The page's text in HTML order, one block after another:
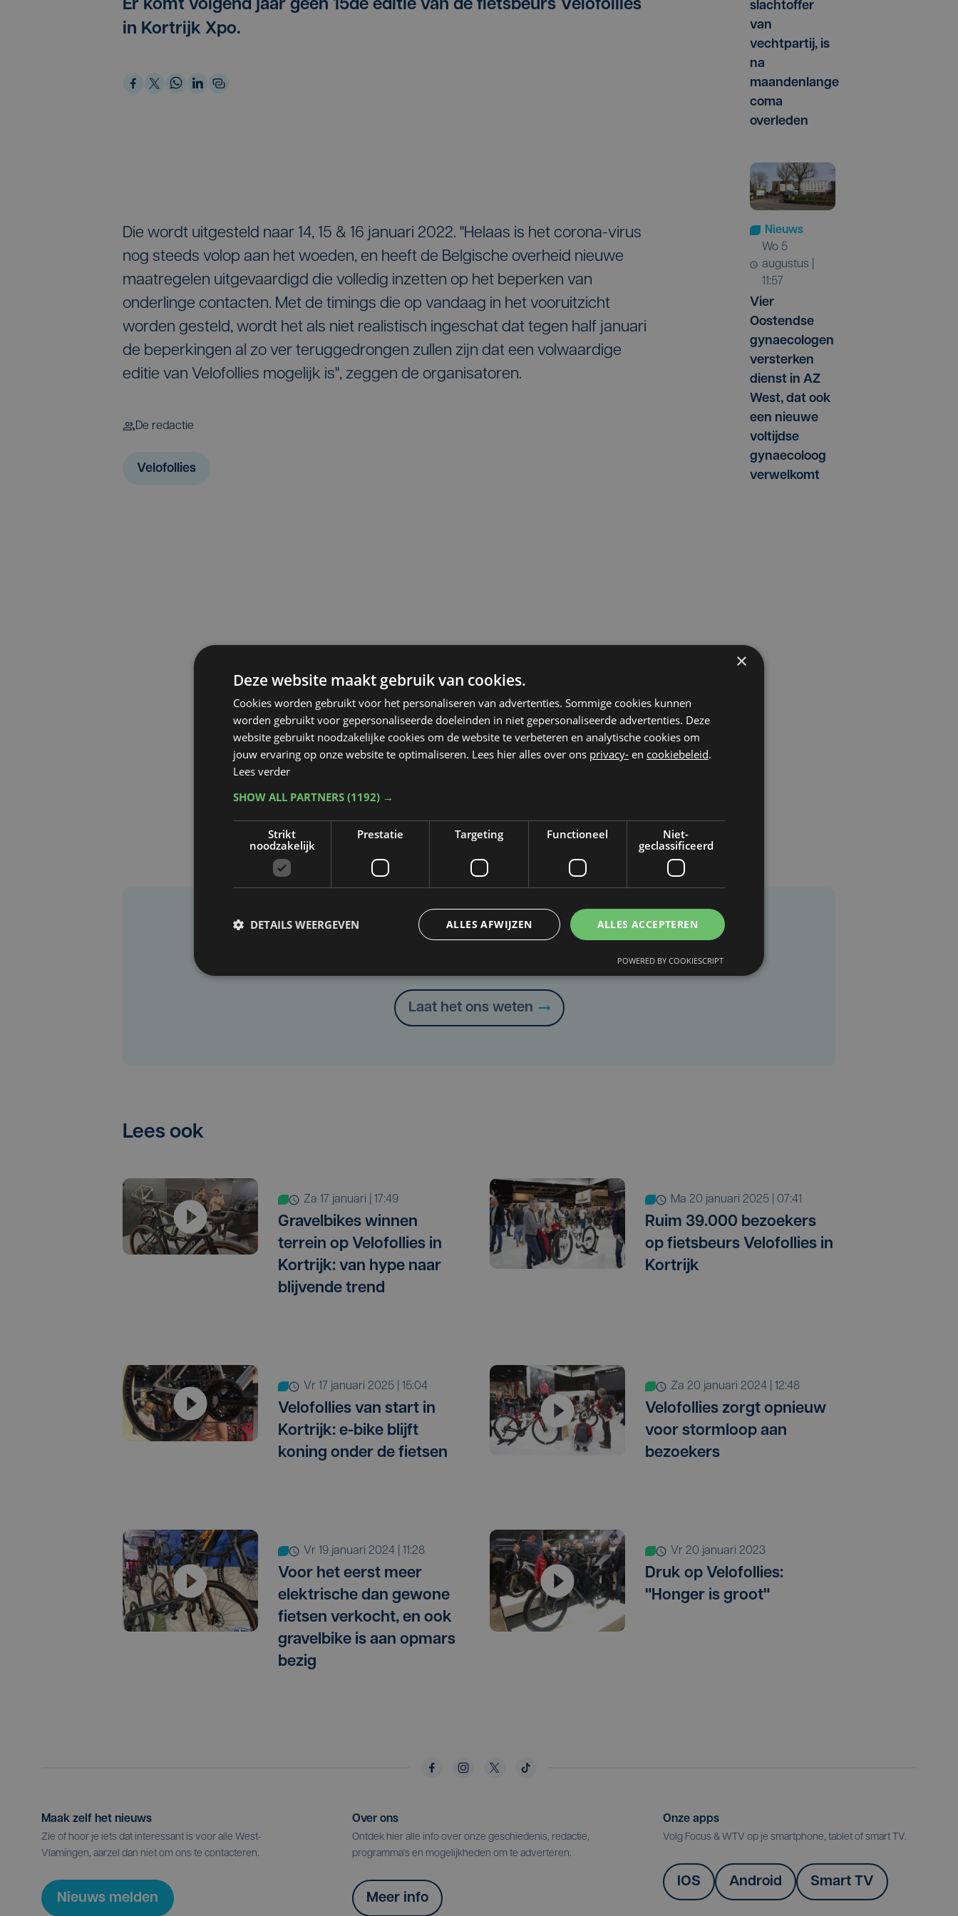
Er komt volgend jaar geen 15de editie van de fietsbeurs Velofollies
in Kortrijk Xpo.
Die wordt uitgesteld naar 14, 15 & 16 januari 2022. "Helaas is het corona-virus
nog steeds volop aan het woeden, en heeft de Belgische overheid nieuwe
maatregelen uitgevaardigd die volledig inzetten op het beperken van
onderlinge contacten. Met de timings die op vandaag in het vooruitzicht
worden gesteld, wordt het als niet realistisch ingeschat dat tegen half januari
de beperkingen al zo ver teruggedrongen zullen zijn dat een volwaardige
editie van Velofollies mogelijk is", zeggen de organisatoren.
De redactie
Velofollies
slachtoffer
van
vechtpartij, is
na
maandenlange
coma
overleden
Nieuws
wo 5
augustus |
11:57
Vier
Oostendse
gynaecologen
versterken
dienst in AZ
West, dat ook
een nieuwe
voltijdse
gynaecoloog
verwelkomt
Taalfout opgemerkt?
Heb je een taal- of schrijffout opgemerkt in dit artikel?
Laat het ons weten
Lees ook
za 17 januari | 17:49
Gravelbikes winnen
terrein op Velofollies in
Kortrijk: van hype naar
blijvende trend
ma 20 januari 2025 | 07:41
Ruim 39.000 bezoekers
op fietsbeurs Velofollies in
Kortrijk
vr 17 januari 2025 | 15:04
Velofollies van start in
Kortrijk: e-bike blijft
koning onder de fietsen
za 20 januari 2024 | 12:48
Velofollies zorgt opnieuw
voor stormloop aan
bezoekers
vr 19 januari 2024 | 11:28
Voor het eerst meer
elektrische dan gewone
fietsen verkocht, en ook
gravelbike is aan opmars
bezig
vr 20 januari 2023
Druk op Velofollies:
"Honger is groot"
Maak zelf het nieuws
Zie of hoor je iets dat interessant is voor alle West-
Vlamingen, aarzel dan niet om ons te contacteren.
Nieuws melden
Over ons
Ontdek hier alle info over onze geschiedenis, redactie,
programma's en mogelijkheden om te adverteren.
Meer info
Onze apps
Volg Focus & WTV op je smartphone, tablet of smart TV.
IOS Android Smart TV
×
Deze website maakt gebruik van cookies.
Cookies worden gebruikt voor het personaliseren van advertenties. Sommige cookies kunnen
worden gebruikt voor gepersonaliseerde doeleinden in niet gepersonaliseerde advertenties. Deze
website gebruikt noodzakelijke cookies om de website te verbeteren en analytische cookies om
jouw ervaring op onze website te optimaliseren. Lees hier alles over ons privacy- en cookiebeleid.
Lees verder
SHOW ALL PARTNERS (1192) →
Strikt
noodzakelijk
Prestatie Targeting Functioneel
Niet-
geclassificeerd
ALLES ACCEPTEREN
ALLES AFWIJZEN
DETAILS WEERGEVEN
POWERED BY COOKIESCRIPT